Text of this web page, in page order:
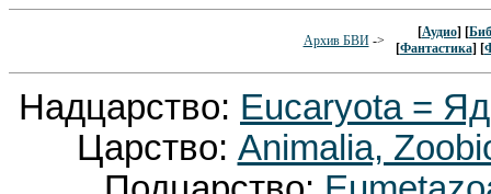
Архив БВИ->
[Аудио] [
[Фантастика] [
Надцарство: Eucaryota =
Царство: Animalia,